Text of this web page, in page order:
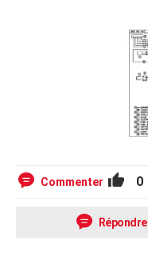
Commenter 0
Répondre